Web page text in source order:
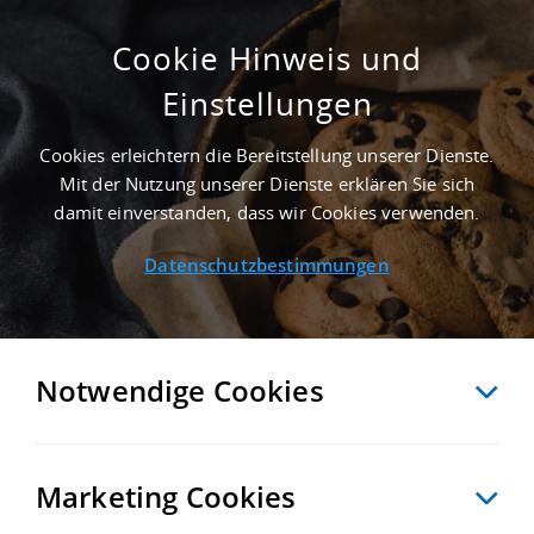
GEPFLEGT - 10.000 M² LAGERHALLE IN
OTTENDORF-OKRILLA AN DER AUTOBAHN A
4 - LANDKREIS BAUTZEN
Startseite/ Immobiliensuche/ Detailansicht
ZURÜCK MERKEN VERGLEICHEN EXPORT PDF
Cookie Hinweis und
Einstellungen
Cookies erleichtern die Bereitstellung unserer Dienste.
Mit der Nutzung unserer Dienste erklären Sie sich
damit einverstanden, dass wir Cookies verwenden.
Datenschutzbestimmungen
Notwendige Cookies
Marketing Cookies